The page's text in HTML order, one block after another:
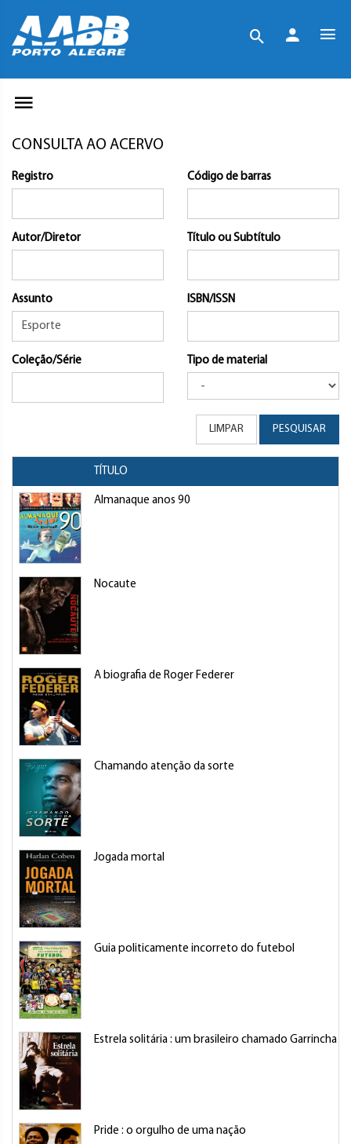
CONSULTA AO ACERVO
Registro Código de barras
Autor/Diretor Título ou Subtítulo
Assunto ISBN/ISSN
Coleção/Série Tipo de material
LIMPAR PESQUISAR
TÍTULO
Almanaque anos 90
Nocaute
A biografia de Roger Federer
Chamando atenção da sorte
Jogada mortal
Guia politicamente incorreto do futebol
Estrela solitária : um brasileiro chamado Garrincha
Pride : o orgulho de uma nação